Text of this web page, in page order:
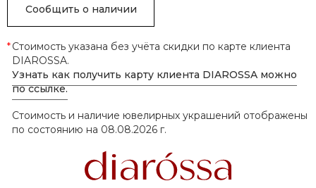
Сообщить о наличии
*Стоимость указана без учёта скидки по карте клиента
DIAROSSA.
Узнать как получить карту клиента DIAROSSA можно
по ссылке.
Стоимость и наличие ювелирных украшений отображены
по состоянию на 08.08.2026 г.